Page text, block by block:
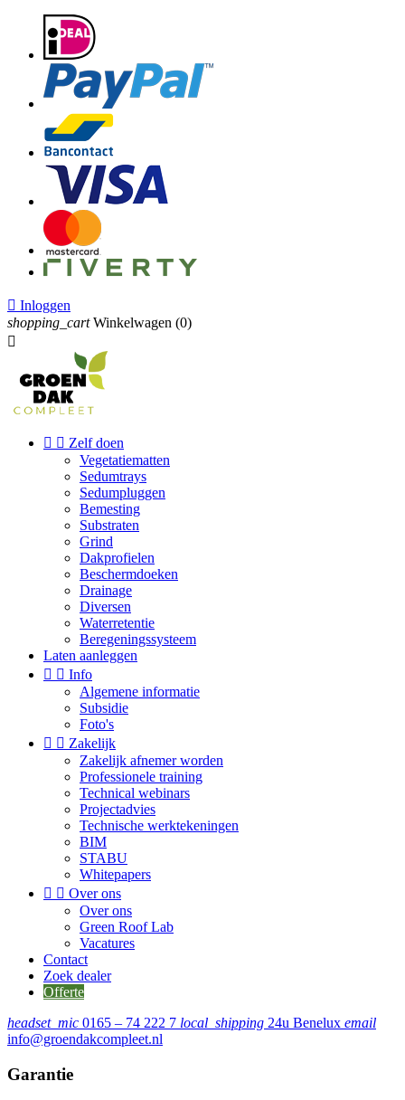
 Inloggen
shopping_cart Winkelwagen (0)

  Zelf doen
Vegetatiematten
Sedumtrays
Sedumpluggen
Bemesting
Substraten
Grind
Dakprofielen
Beschermdoeken
Drainage
Diversen
Waterretentie
Beregeningssysteem
Laten aanleggen
  Info
Algemene informatie
Subsidie
Foto's
  Zakelijk
Zakelijk afnemer worden
Professionele training
Technical webinars
Projectadvies
Technische werktekeningen
BIM
STABU
Whitepapers
  Over ons
Over ons
Green Roof Lab
Vacatures
Contact
Zoek dealer
Offerte
headset_mic 0165 – 74 222 7 local_shipping 24u Benelux email
info@groendakcompleet.nl
Garantie